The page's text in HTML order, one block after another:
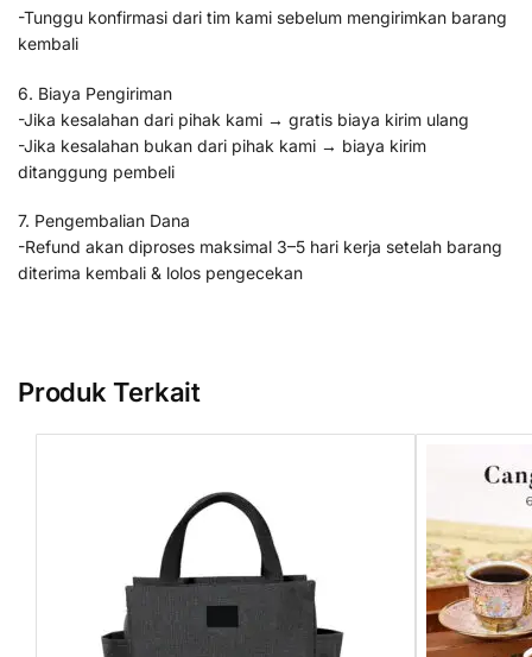
-Tunggu konfirmasi dari tim kami sebelum mengirimkan barang
kembali
6. Biaya Pengiriman
-Jika kesalahan dari pihak kami → gratis biaya kirim ulang
-Jika kesalahan bukan dari pihak kami → biaya kirim
ditanggung pembeli
7. Pengembalian Dana
-Refund akan diproses maksimal 3–5 hari kerja setelah barang
diterima kembali & lolos pengecekan
Produk Terkait